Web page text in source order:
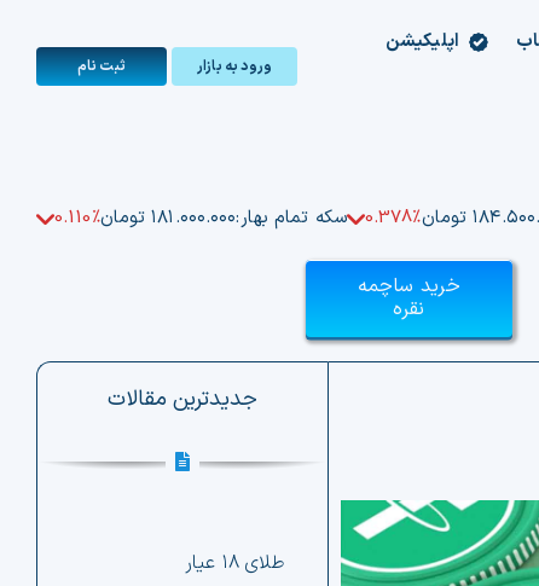
اپلیکیشن
ورود به بازار ثبت‌ نام
تومان 0.378% سکه تمام بهار:۱۸۱.۰۰۰.۰۰۰ تومان 0.110%
خرید ساچمه
نقره
جدیدترین مقالات
طلای ۱۸ عیار